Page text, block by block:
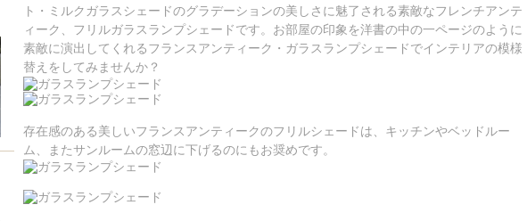
ト・ミルクガラスシェードのグラデーションの美しさに魅了される素敵なフレンチアンテ
ィーク、フリルガラスランプシェードです。お部屋の印象を洋書の中の一ページのように
素敵に演出してくれるフランスアンティーク・ガラスランプシェードでインテリアの模様
替えをしてみませんか？
存在感のある美しいフランスアンティークのフリルシェードは、キッチンやベッドルー
ム、またサンルームの窓辺に下げるのにもお奨めです。